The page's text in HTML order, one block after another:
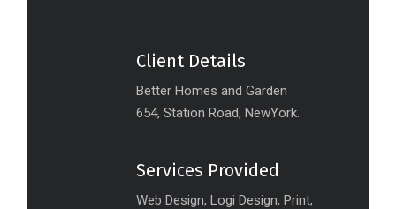
Client Details
Better Homes and Garden
654, Station Road, NewYork.
Services Provided
Web Design, Logi Design, Print,